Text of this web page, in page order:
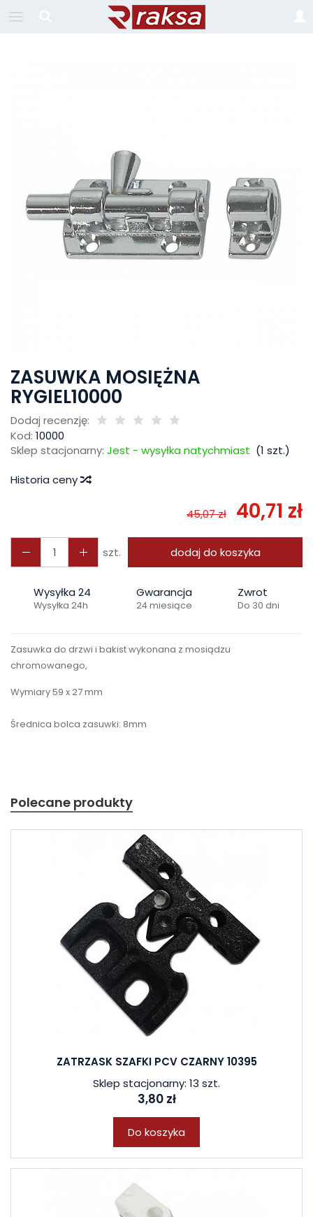
ZASUWKA MOSIĘŻNA
RYGIEL10000
Dodaj recenzję:
Kod: 10000
Sklep stacjonarny: Jest - wysyłka natychmiast (1 szt.)
Historia ceny
45,07 zł 40,71 zł
szt. dodaj do koszyka
Wysyłka 24
Wysyłka 24h
Gwarancja
24 miesiące
Zwrot
Do 30 dni
Zasuwka do drzwi i bakist wykonana z mosiądzu
chromowanego,
Wymiary 59 x 27 mm
Średnica bolca zasuwki: 8mm
Polecane produkty
ZATRZASK SZAFKI PCV CZARNY 10395
Sklep stacjonarny: 13 szt.
3,80 zł
Do koszyka